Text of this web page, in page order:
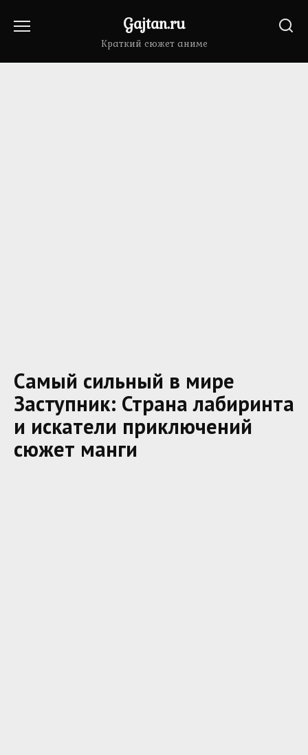
Gajtan.ru
Краткий сюжет аниме
Самый сильный в мире
Заступник: Страна лабиринта
и искатели приключений
сюжет манги